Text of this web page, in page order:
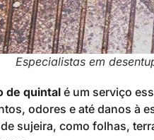
Especialistas em
de quintal é um serviço
odores e até danos à
sujeira, como folhas,